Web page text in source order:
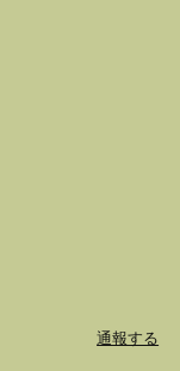
通報する